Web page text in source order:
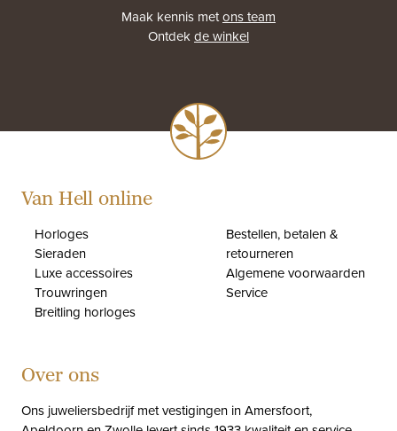
Maak kennis metons team
Ontdekde winkel
Van Hell online
Horloges
Sieraden
Luxe accessoires
Trouwringen
Breitling horloges
Bestellen, betalen &
retourneren
Algemene voorwaarden
Service
Over ons
Ons juweliersbedrijf met vestigingen in Amersfoort,